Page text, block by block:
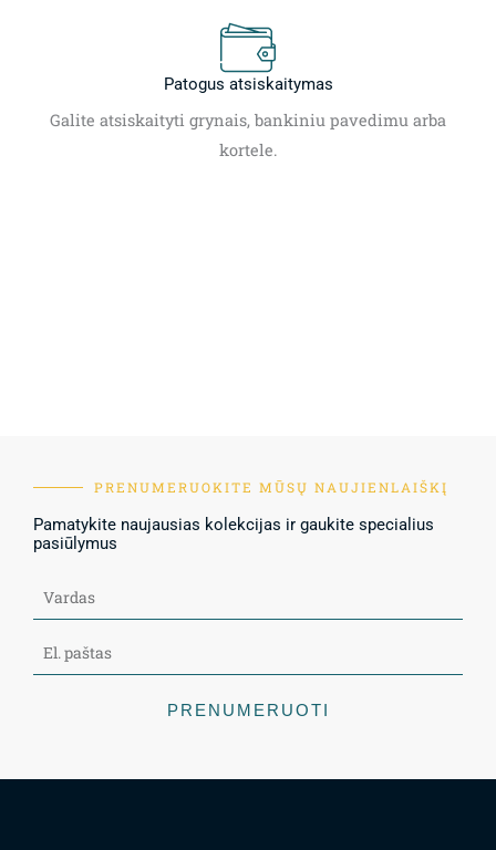
Patogus atsiskaitymas
Galite atsiskaityti grynais, bankiniu pavedimu arba
kortele.
PRENUMERUOKITE MŪSŲ NAUJIENLAIŠKĮ
Pamatykite naujausias kolekcijas ir gaukite specialius
pasiūlymus
PRENUMERUOTI